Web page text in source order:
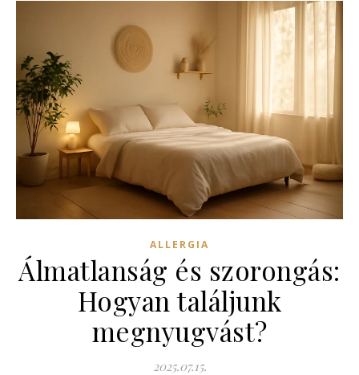
ALLERGIA
Álmatlanság és szorongás:
Hogyan találjunk
megnyugvást?
2025.07.15.